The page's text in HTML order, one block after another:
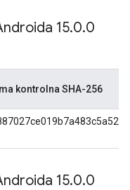
15.0.0
kontrolna SHA-256
15.0.0